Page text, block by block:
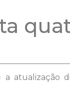
atualização